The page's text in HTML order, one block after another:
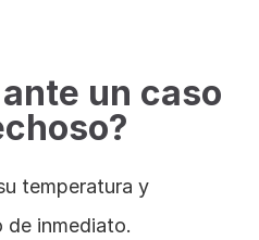
un caso
temperatura y
de inmediato.